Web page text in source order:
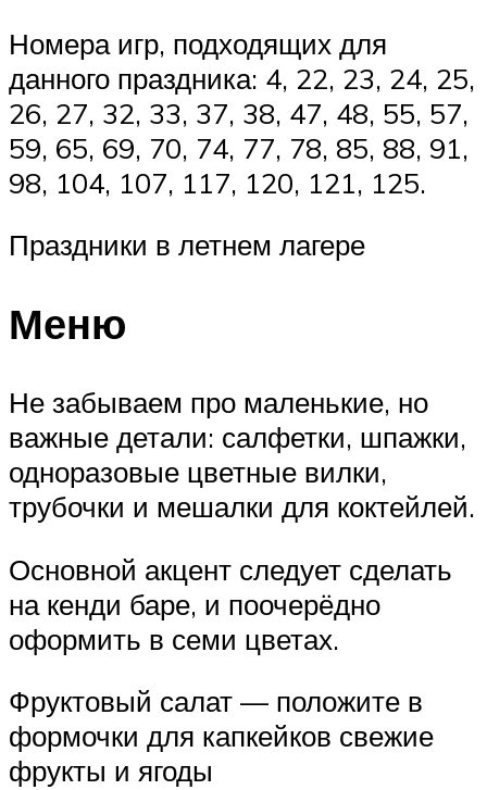
Номера игр, подходящих для
данного праздника: 4, 22, 23, 24, 25,
26, 27, 32, 33, 37, 38, 47, 48, 55, 57,
59, 65, 69, 70, 74, 77, 78, 85, 88, 91,
98, 104, 107, 117, 120, 121, 125.
Праздники в летнем лагере
Меню
Не забываем про маленькие, но
важные детали: салфетки, шпажки,
одноразовые цветные вилки,
трубочки и мешалки для коктейлей.
Основной акцент следует сделать
на кенди баре, и поочерёдно
оформить в семи цветах.
Фруктовый салат — положите в
формочки для капкейков свежие
фрукты и ягоды